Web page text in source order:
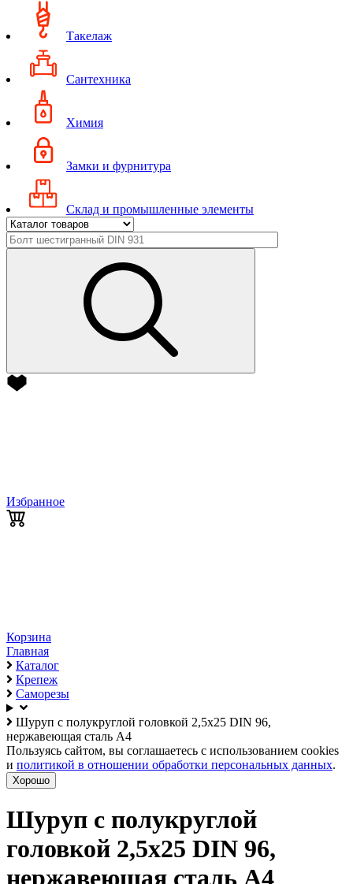
Такелаж
Сантехника
Химия
Замки и фурнитура
Склад и промышленные элементы
Избранное
Корзина
Главная
Каталог
Крепеж
Саморезы
Шуруп с полукруглой головкой 2,5х25 DIN 96,
нержавеющая сталь А4
Пользуясь сайтом, вы соглашаетесь с использованием cookies
и политикой в отношении обработки персональных данных.
Хорошо
Шуруп с полукруглой
головкой 2,5х25 DIN 96,
нержавеющая сталь А4